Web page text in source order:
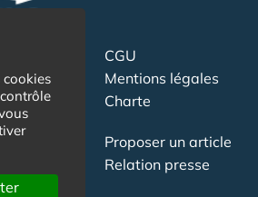
CGU
Mentions légales
Charte
Proposer un article
Relation presse
cookies